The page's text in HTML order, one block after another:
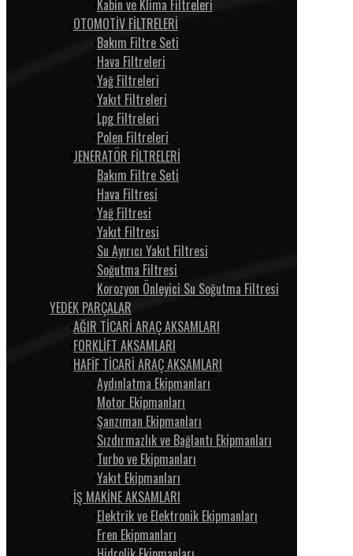
Kabin ve Klima Filtreleri
OTOMOTİV FİLTRELERİ
Bakım Filtre Seti
Hava Filtreleri
Yağ Filtreleri
Yakıt Filtreleri
Lpg Filtreleri
Polen Filtreleri
JENERATÖR FİLTRELERİ
Bakım Filtre Seti
Hava Filtresi
Yağ Filtresi
Yakıt Filtresi
Su Ayırıcı Yakıt Filtresi
Soğutma Filtresi
Korozyon Önleyici Su Soğutma Filtresi
YEDEK PARÇALAR
AĞIR TİCARİ ARAÇ AKSAMLARI
FORKLİFT AKSAMLARI
HAFİF TİCARİ ARAÇ AKSAMLARI
Aydınlatma Ekipmanları
Motor Ekipmanları
Şanzıman Ekipmanları
Sızdırmazlık ve Bağlantı Ekipmanları
Turbo ve Ekipmanları
Yakıt Ekipmanları
İŞ MAKİNE AKSAMLARI
Elektrik ve Elektronik Ekipmanları
Fren Ekipmanları